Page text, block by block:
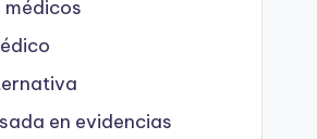
médicos
en evidencias